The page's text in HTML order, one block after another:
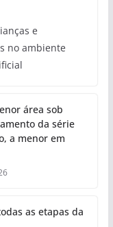
e
no ambiente
área sob
da série
a menor em
as etapas da